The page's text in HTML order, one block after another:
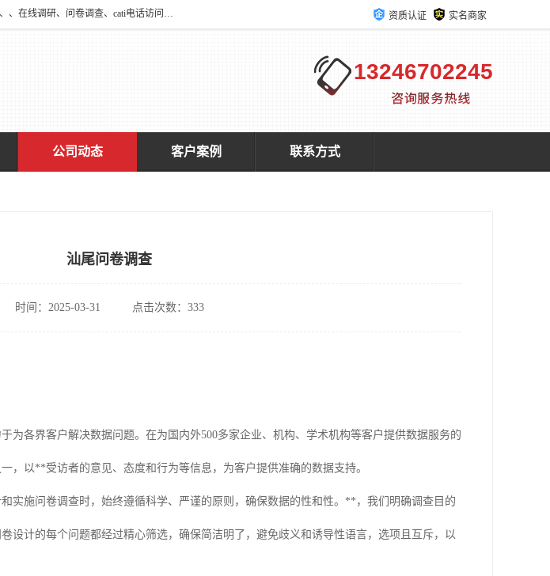
深圳大宋咨询有限公司2016年于深圳市宝安区新安街道海旺社区成立。主要经营：市场信息咨询、大数据调研、、在线调研、问卷调查、cati电话访问、神秘顾客调查、广告效果评估、消费者调查、大数据采集分析等，从事广告业务、国内贸易、数据采集、数据处理；公共文明测评。 资质认证 实名商家
13246702245
公司动态 客户案例 联系方式
汕尾问卷调查
时间：2025-03-31 点击次数：333
为各界客户解决数据问题。在为国内外500多家企业、机构、学术机构等客户提供数据服务的
，以**受访者的意见、态度和行为等信息，为客户提供准确的数据支持。
实施问卷调查时，始终遵循科学、严谨的原则，确保数据的性和性。**，我们明确调查目的
设计的每个问题都经过精心筛选，确保简洁明了，避免歧义和诱导性语言，选项且互斥，以